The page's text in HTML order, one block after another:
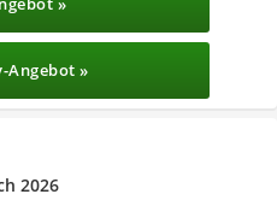
Angebot »
2026